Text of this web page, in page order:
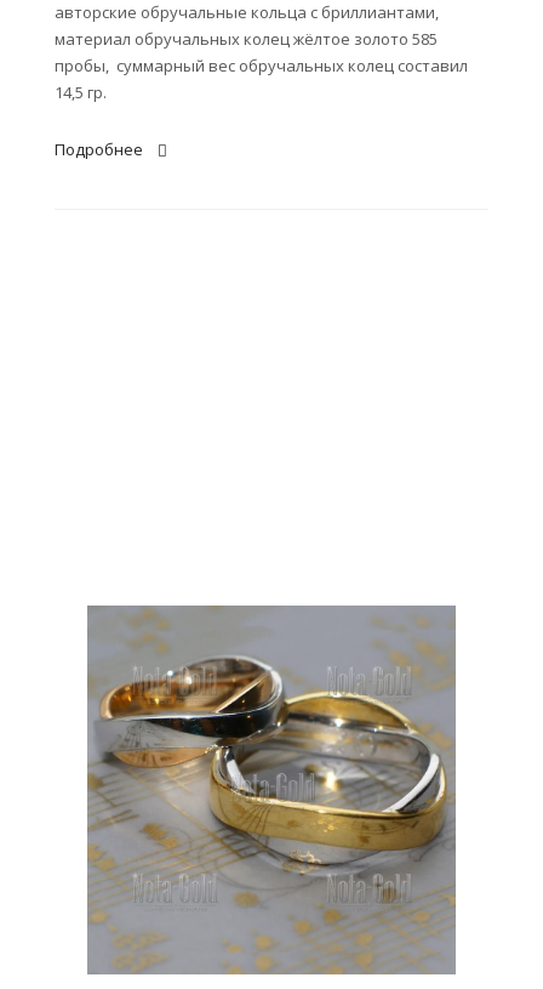
авторские обручальные кольца с бриллиантами,
материал обручальных колец жёлтое золото 585
пробы, суммарный вес обручальных колец составил
14,5 гр.
Подробнее